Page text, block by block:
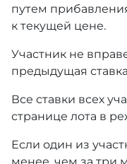
путем
к текущей цене.
Участник не
предыдущая
Все ставки всех
странице лота в
Если один из
менее, чем за три